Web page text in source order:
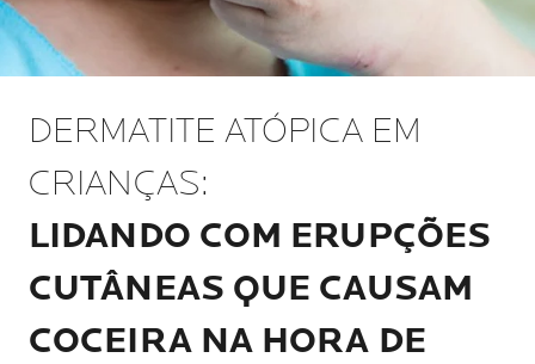
DERMATITE ATÓPICA EM
CRIANÇAS:
LIDANDO COM ERUPÇÕES
CUTÂNEAS QUE CAUSAM
COCEIRA NA HORA DE